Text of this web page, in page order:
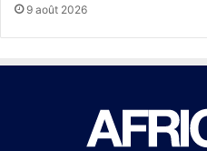
9 août 2026